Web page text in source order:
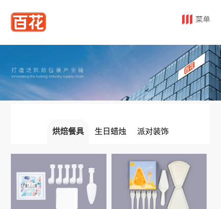
烘焙餐具 生日蜡烛 派对装饰